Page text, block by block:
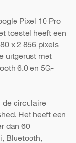
Pixel 10 Pro
toestel heeft een
x 2 856 pixels
uitgerust met
6.0 en 5G-
de circulaire
Het heeft een
dan 60
Bluetooth,